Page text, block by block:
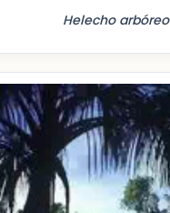
Helecho arbóreo